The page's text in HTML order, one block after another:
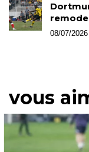
08/07/
vous